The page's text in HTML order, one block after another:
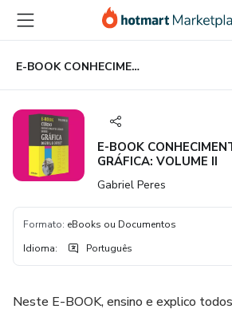
para
conteúdo
principal
para
pagamento
para
rodapé
E-BOOK CONHECIMENTOS GERAIS SOBRE GRÁFICA: VOLUME II
E-BOOK
GRÁFICA: VOLUME II
Gabriel Peres
Formato: eBooks ou Documentos
Idioma: Português
Neste E-BOOK, ensino e explico